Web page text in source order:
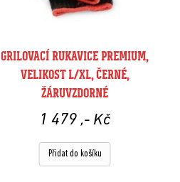
GRILOVACÍ RUKAVICE PREMIUM,
VELIKOST L/XL, ČERNÉ,
ŽÁRUVZDORNÉ
1 479,- Kč
Přidat do košíku